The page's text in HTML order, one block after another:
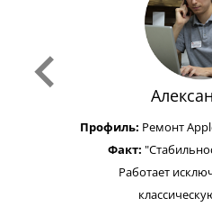
Профиль: Ремонт
Факт:
Работает